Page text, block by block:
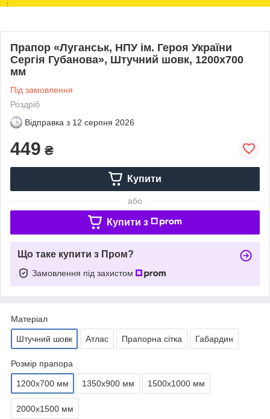
Прапор «Луганськ, НПУ ім. Героя України
Сергія Губанова», Штучний шовк, 1200х700
мм
Під замовлення
Роздріб
Відправка з 12 серпня 2026
449 ₴
Купити
або
Купити з
Що таке купити з Пром?
Замовлення під захистом
Матеріал
Штучний шовк Атлас Прапорна сітка Габардин
Розмір прапора
1200х700 мм 1350х900 мм 1500х1000 мм
2000х1500 мм